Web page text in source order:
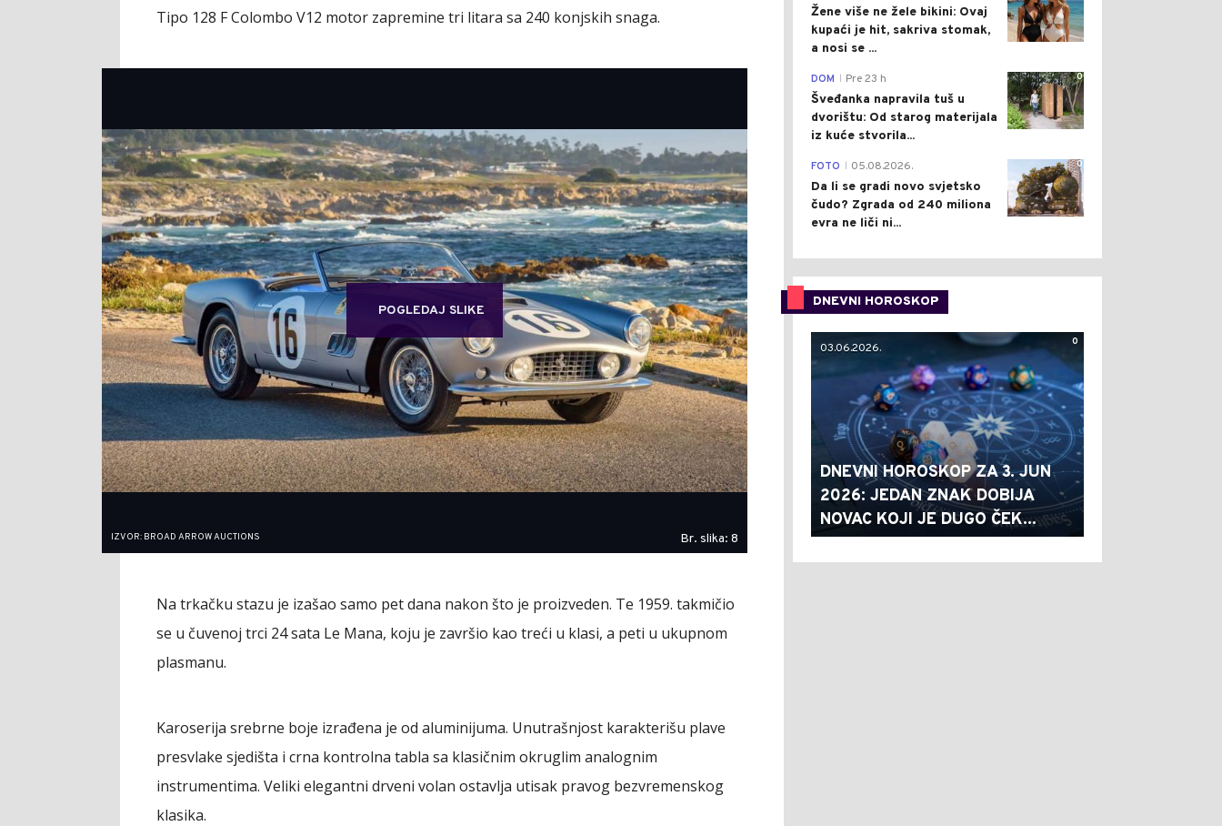
Tipo 128 F Colombo V12 motor zapremine tri litara sa 240 konjskih snaga.
POGLEDAJ SLIKE
IZVOR: BROAD ARROW AUCTIONS Br. slika: 8
Na trkačku stazu je izašao samo pet dana nakon što je proizveden. Te 1959. takmičio
se u čuvenoj trci 24 sata Le Mana, koju je završio kao treći u klasi, a peti u ukupnom
plasmanu.
Karoserija srebrne boje izrađena je od aluminijuma. Unutrašnjost karakterišu plave
presvlake sjedišta i crna kontrolna tabla sa klasičnim okruglim analognim
instrumentima. Veliki elegantni drveni volan ostavlja utisak pravog bezvremenskog
klasika.
Žene više ne žele bikini: Ovaj
kupaći je hit, sakriva stomak,
a nosi se ...
0
DOM Pre 23 h
Šveđanka napravila tuš u
dvorištu: Od starog materijala
iz kuće stvorila...
0
FOTO 05.08.2026.
Da li se gradi novo svjetsko
čudo? Zgrada od 240 miliona
evra ne liči ni...
DNEVNI HOROSKOP
0
03.06.2026.
DNEVNI HOROSKOP ZA 3. JUN
2026: JEDAN ZNAK DOBIJA
NOVAC KOJI JE DUGO ČEK...